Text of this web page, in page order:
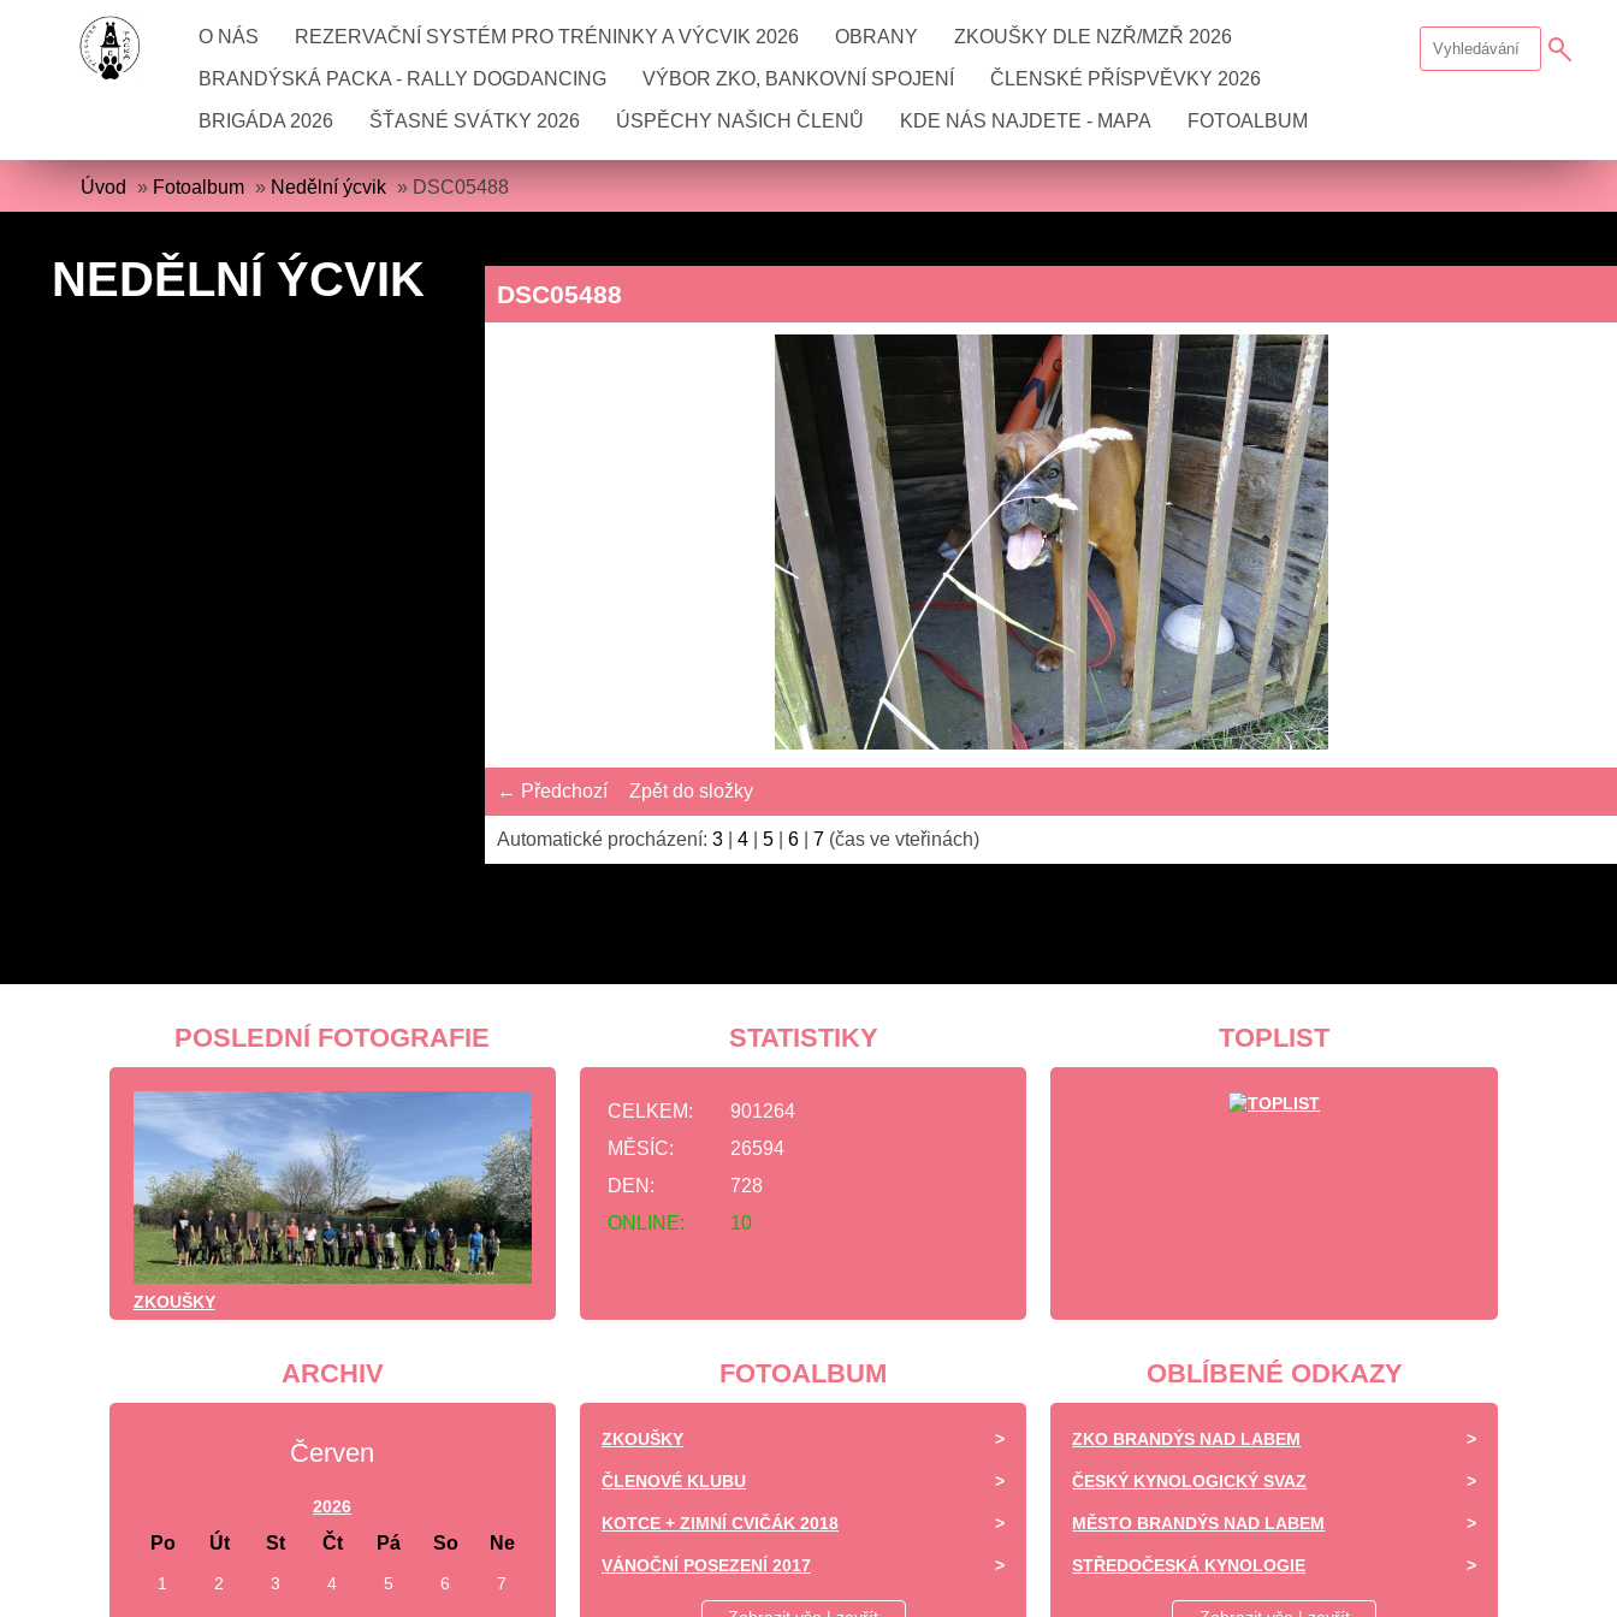
O NÁS REZERVAČNÍ SYSTÉM PRO TRÉNINKY A VÝCVIK 2026 OBRANY ZKOUŠKY DLE NZŘ/MZŘ 2026
BRANDÝSKÁ PACKA - RALLY DOGDANCING VÝBOR ZKO, BANKOVNÍ SPOJENÍ ČLENSKÉ PŘÍSPVĚVKY 2026
BRIGÁDA 2026 ŠŤASNÉ SVÁTKY 2026 ÚSPĚCHY NAŠICH ČLENŮ KDE NÁS NAJDETE - MAPA FOTOALBUM
Úvod » Fotoalbum » Nedělní ýcvik » DSC05488
NEDĚLNÍ ÝCVIK DSC05488
← Předchozí Zpět do složky
Automatické procházení:3 |4 |5 |6 |7 (čas ve vteřinách)
POSLEDNÍ FOTOGRAFIE
ZKOUŠKY
STATISTIKY
ONLINE: 10
CELKEM:
901264
MĚSÍC:
26594
DEN:
728
TOPLIST
ARCHIV
Červen
2026
Po Út St Čt Pá So Ne
1 2 3 4 5 6 7
FOTOALBUM
ZKOUŠKY
ČLENOVÉ KLUBU
KOTCE + ZIMNÍ CVIČÁK 2018
VÁNOČNÍ POSEZENÍ 2017
DĚTSKÝ DEN ZÁPY 2017 -UKÁZKA VÝCVIKU
OBLÍBENÉ ODKAZY
ZKO BRANDÝS NAD LABEM
ČESKÝ KYNOLOGICKÝ SVAZ
MĚSTO BRANDÝS NAD LABEM
STŘEDOČESKÁ KYNOLOGIE
DAISY OF HIGHLAND - CHOVATELSKÁ STANICE -